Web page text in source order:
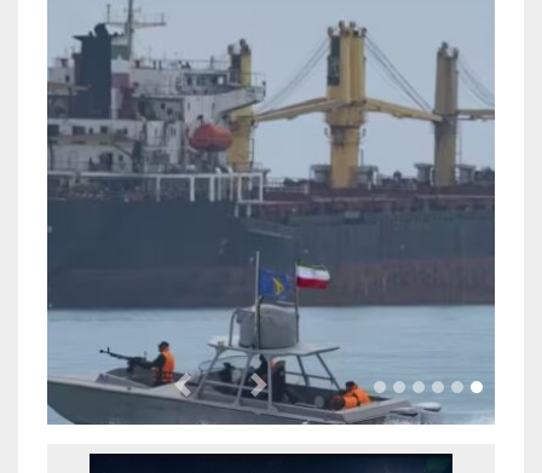
Previous Next